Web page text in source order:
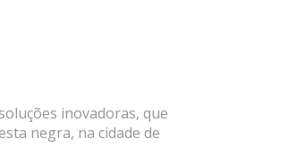
inovadoras, que
negra, na cidade de